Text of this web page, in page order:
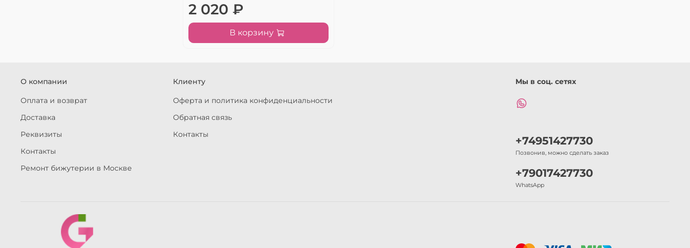
2 020 ₽
В корзину
О компании
Оплата и возврат
Доставка
Реквизиты
Контакты
Ремонт бижутерии в Москве
Клиенту
Оферта и политика конфиденциальности
Обратная связь
Контакты
Мы в соц. сетях
+74951427730
Позвонив, можно сделать заказ
+79017427730
WhatsApp